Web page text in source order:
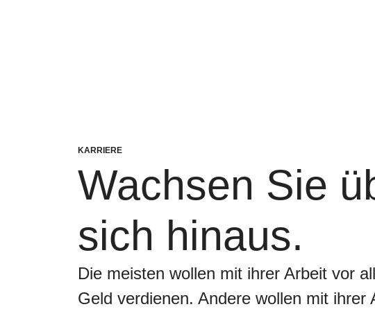
KARRIERE
Wachsen Sie
sich hinaus.
Die meisten wollen mit ihrer Arbeit vor
Geld verdienen. Andere wollen mit ihrer